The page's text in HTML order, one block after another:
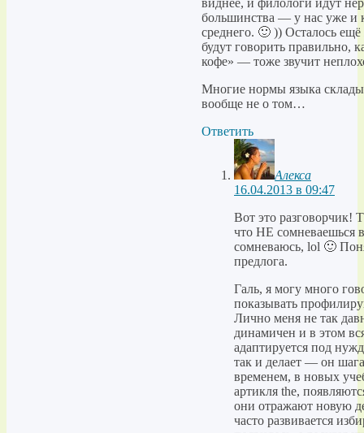
виднее, и филологи идут
большинства — у нас уже и
среднего. 🙂 )) Осталось
будут говорить правильно,
кофе» — тоже звучит
Многие нормы языка
вообще не о том…
Ответить
Алекса
16.04.2013 в 09:47
Вот это разговорчик!
что НЕ сомневаешься
сомневаюсь, lol 🙂
предлога.
Галь, я могу много
показывать
Лично меня не так
динамичен и в этом
адаптируется под
так и делает — он
временем, в новых
артикля the,
они отражают новую
часто развивается